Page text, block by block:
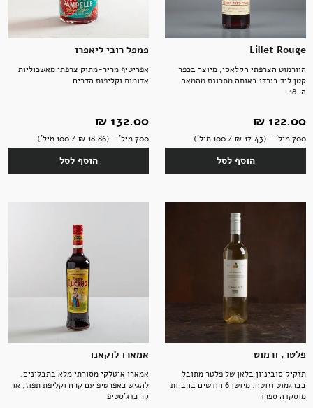
Lillet Rouge
הוורמוט הצרפתי הקלאסי, מיוצר בכפר
קטן ליד בורדו באותה מתכונת מהמאה
ה-18.
122.00 ‏₪
700 מיל' - (17.43 ‏₪ / 100 מיל')
הוסף לסל
פמפל רובי ליאפרו
אפריטיף מריר-מתוק צרפתי מאשכוליות
אדומות וקליפות הדרים
132.00 ‏₪
700 מיל' - (18.86 ‏₪ / 100 מיל')
הוסף לסל
פלטר, ורמוט
תזקיק סוביניון בלאן של פלטר מתובל
בברגמוט וזוטה. מיושן 6 חודשים בחביות
מוסקדה ספרדי
אמארו לוקאנו
אמארו איטלקי מסורתי מלא בתבלינים.
להגיש כאפרטיפ עם קרח וקליפת תפוז, או
קר כדג'סטיפ